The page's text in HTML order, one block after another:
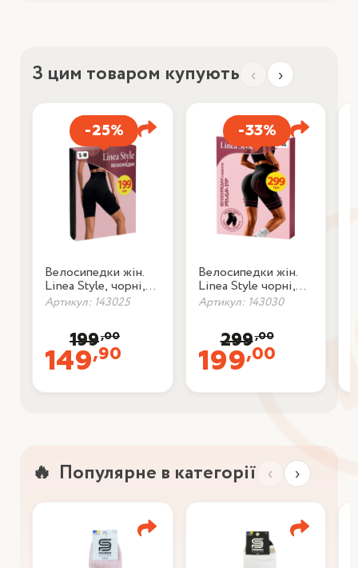
З цим товаром купують ‹ ›
-25%
Велосипедки жін.
Linea Style, чорні,
розм. S-M
Артикул: 143025
149,90
199,00
-33%
Велосипедки жін.
Linea Style чорні,
розм. L-XL з push-
up
Артикул: 143030
199,00
299,00
Популярне в категорії ‹ ›